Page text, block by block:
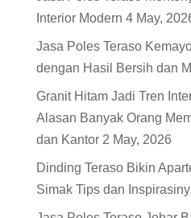
Interior Modern 4 May,
Jasa Poles Teraso
dengan Hasil Bersih dan
Granit Hitam Jadi Tren
Alasan Banyak Orang
dan Kantor 2 May, 2026
Dinding Teraso Bikin
Simak Tips dan